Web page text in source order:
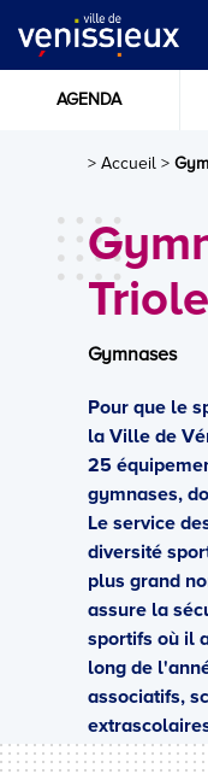
Content
AGENDA
> Accueil>
Gymnases
Pour que le
la Ville de
25
gymnases,
Le service
diversité
plus grand
assure la
sportifs où il
long de
associatifs,